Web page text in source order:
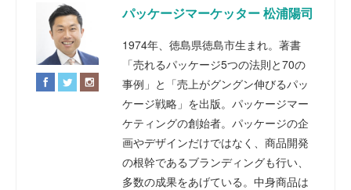
パッケージマーケッター 松浦陽司
1974年、徳島県徳島市生まれ。著書
「売れるパッケージ5つの法則と70の
事例」と「売上がグングン伸びるパッ
ケージ戦略」を出版。パッケージマー
ケティングの創始者。パッケージの企
画やデザインだけではなく、商品開発
の根幹であるブランディングも行い、
多数の成果をあげている。中身商品は